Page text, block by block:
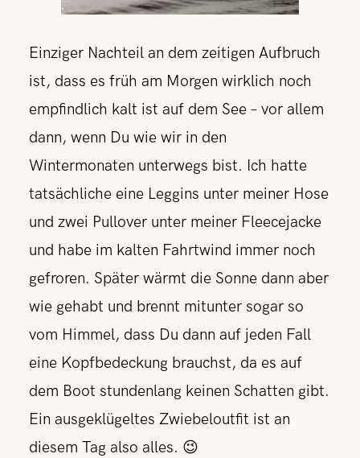
Einziger Nachteil an dem zeitigen Aufbruch
ist, dass es früh am Morgen wirklich noch
empfindlich kalt ist auf dem See – vor allem
dann, wenn Du wie wir in den
Wintermonaten unterwegs bist. Ich hatte
tatsächliche eine Leggins unter meiner Hose
und zwei Pullover unter meiner Fleecejacke
und habe im kalten Fahrtwind immer noch
gefroren. Später wärmt die Sonne dann aber
wie gehabt und brennt mitunter sogar so
vom Himmel, dass Du dann auf jeden Fall
eine Kopfbedeckung brauchst, da es auf
dem Boot stundenlang keinen Schatten gibt.
Ein ausgeklügeltes Zwiebeloutfit ist an
diesem Tag also alles. 😉